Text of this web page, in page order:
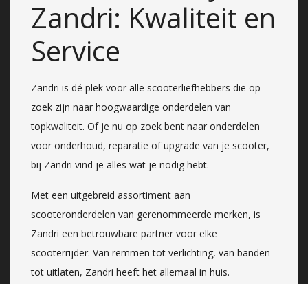
Zandri: Kwaliteit en
Service
Zandri is dé plek voor alle scooterliefhebbers die op
zoek zijn naar hoogwaardige onderdelen van
topkwaliteit. Of je nu op zoek bent naar onderdelen
voor onderhoud, reparatie of upgrade van je scooter,
bij Zandri vind je alles wat je nodig hebt.
Met een uitgebreid assortiment aan
scooteronderdelen van gerenommeerde merken, is
Zandri een betrouwbare partner voor elke
scooterrijder. Van remmen tot verlichting, van banden
tot uitlaten, Zandri heeft het allemaal in huis.